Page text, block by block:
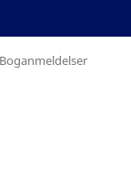
Boganmeldelser